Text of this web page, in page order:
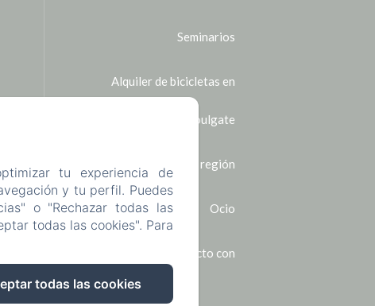
Seminarios
Alquiler de bicicletas en
Houlgate
La región
Ocio
Póngase en contacto con
tu experiencia de
y tu perfil. Puedes
o "Rechazar todas las
todas las cookies". Para
todas las cookies